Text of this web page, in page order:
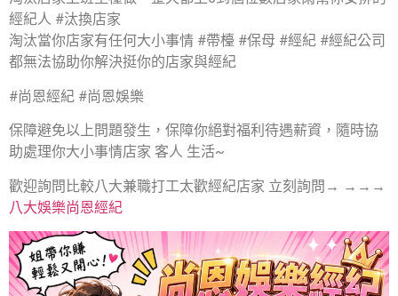
經紀人 #汰換店家
淘汰當你店家有任何大小事情 #帶檯 #保母 #經紀 #經紀公司
都無法協助你解決挺你的店家與經紀
#尚恩經紀 #尚恩娛樂
保障避免以上問題發生，保障你絕對福利待遇薪資，隨時協
助處理你大小事情店家 客人 生活~
歡迎詢問比較八大兼職打工太歡經紀店家 立刻詢問→ →→→
八大娛樂尚恩經紀